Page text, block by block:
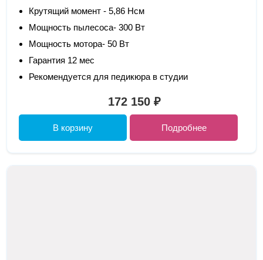
Крутящий момент - 5,86 Нсм
Мощность пылесоса- 300 Вт
Мощность мотора- 50 Вт
Гарантия 12 мес
Рекомендуется для педикюра в студии
172 150 ₽
В корзину Подробнее